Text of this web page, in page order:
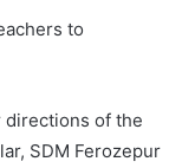
to
directions of the
SDM Ferozepur